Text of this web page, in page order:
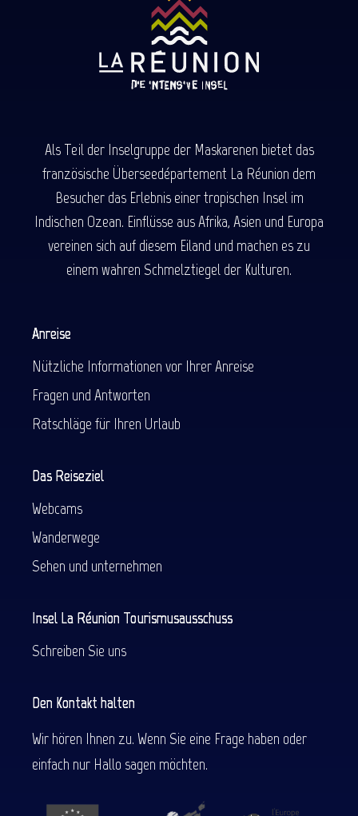
Als Teil der Inselgruppe der Maskarenen bietet das
französische Überseedépartement La Réunion dem
Besucher das Erlebnis einer tropischen Insel im
Indischen Ozean. Einflüsse aus Afrika, Asien und Europa
vereinen sich auf diesem Eiland und machen es zu
einem wahren Schmelztiegel der Kulturen.
Anreise
Nützliche Informationen vor Ihrer Anreise
Fragen und Antworten
Ratschläge für Ihren Urlaub
Das Reiseziel
Webcams
Wanderwege
Sehen und unternehmen
Insel La Réunion Tourismusausschuss
Schreiben Sie uns
Den Kontakt halten
Wir hören Ihnen zu. Wenn Sie eine Frage haben oder
einfach nur Hallo sagen möchten.